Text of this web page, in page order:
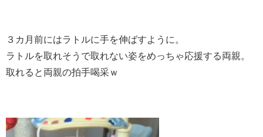
３カ月前にはラトルに手を伸ばすように。
ラトルを取れそうで取れない姿をめっちゃ応援する両親。
取れると両親の拍手喝采ｗ